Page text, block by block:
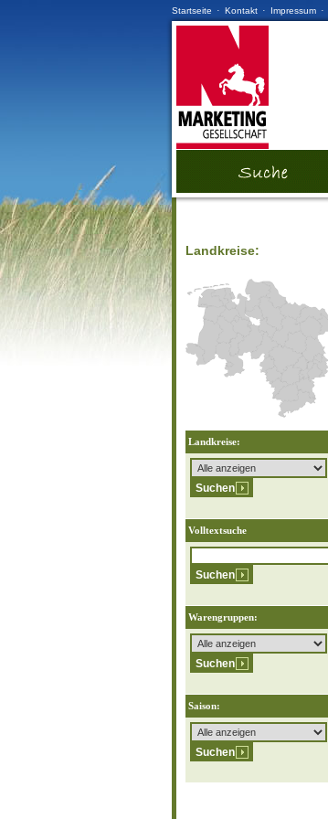
Startseite · Kontakt · Impressum ·
Landkreise:
Landkreise:
Volltextsuche
Warengruppen:
Saison: